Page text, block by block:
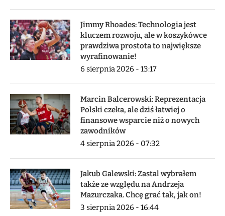
Jimmy Rhoades: Technologia jest
kluczem rozwoju, ale w koszykówce
prawdziwa prostota to największe
wyrafinowanie!
6 sierpnia 2026 - 13:17
Marcin Balcerowski: Reprezentacja
Polski czeka, ale dziś łatwiej o
finansowe wsparcie niż o nowych
zawodników
4 sierpnia 2026 - 07:32
Jakub Galewski: Zastal wybrałem
także ze względu na Andrzeja
Mazurczaka. Chcę grać tak, jak on!
3 sierpnia 2026 - 16:44